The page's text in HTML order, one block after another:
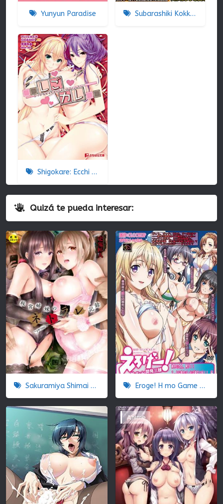
Yunyun Paradise Subarashiki Kokka No Kizuki-kata
Shigokare: Ecchi na Joshi Daisei to Doki x2 Love Lesson!! The Animation
Quizá te pueda interesar:
Sakuramiya Shimai no Netorare Kiroku Eroge! H mo Game mo Kaihatsu Zanmai
Anime